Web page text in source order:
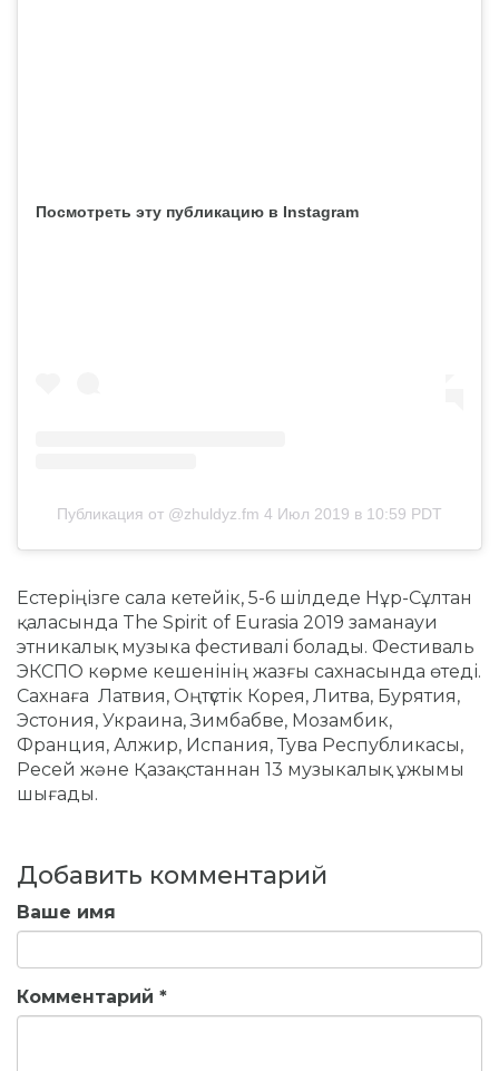
Посмотреть эту публикацию в Instagram
Публикация от @zhuldyz.fm 4 Июл 2019 в 10:59 PDT
Естеріңізге сала кетейік, 5-6 шілдеде Нұр-Сұлтан
қаласында The Spirit of Eurasia 2019 заманауи
этникалық музыка фестивалі болады. Фестиваль
ЭКСПО көрме кешенінің жазғы сахнасында өтеді.
Сахнаға Латвия, Оңтүстік Корея, Литва, Бурятия,
Эстония, Украина, Зимбабве, Мозамбик,
Франция, Алжир, Испания, Тува Республикасы,
Ресей және Қазақстаннан 13 музыкалық ұжымы
шығады.
Добавить комментарий
Ваше имя
Комментарий *